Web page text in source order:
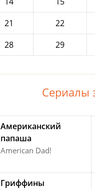
21 22
28 29
Сериалы
Американский
папаша
American Dad!
Гриффины